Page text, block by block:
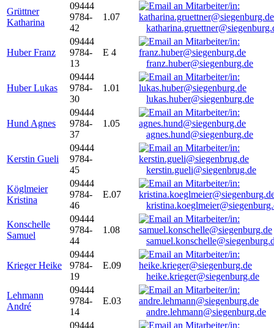
Grüttner
Katharina
09444
9784-
42
1.07
Huber Franz
09444
9784-
13
E 4
franz.huber@siegenburg.de
Huber Lukas
09444
9784-
30
1.01
lukas.huber@siegenburg.de
Hund Agnes
09444
9784-
37
1.05
agnes.hund@siegenburg.de
Kerstin Gueli
09444
9784-
45
kerstin.gueli@siegenbrug.de
Köglmeier
Kristina
09444
9784-
46
E.07
Konschelle
Samuel
09444
9784-
44
1.08
Krieger Heike
09444
9784-
19
E.09
heike.krieger@siegenburg.de
Lehmann
André
09444
9784-
14
E.03
andre.lehmann@siegenburg.de
09444